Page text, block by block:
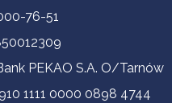
76-51
PEKAO S.A. O/Tarnów
1111 0000 0898 4744